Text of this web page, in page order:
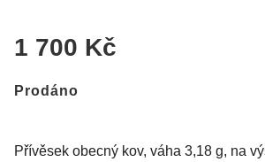
1 700 Kč
Prodáno
Přívěsek obecný kov, váha 3,18 g, na